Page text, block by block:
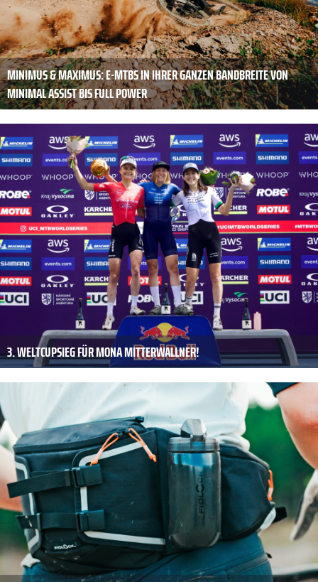
MINIMUS & MAXIMUS: E-MTBS IN IHRER GANZEN BANDBREITE VON
MINIMAL ASSIST BIS FULL POWER
3. WELTCUPSIEG FÜR MONA MITTERWALLNER!